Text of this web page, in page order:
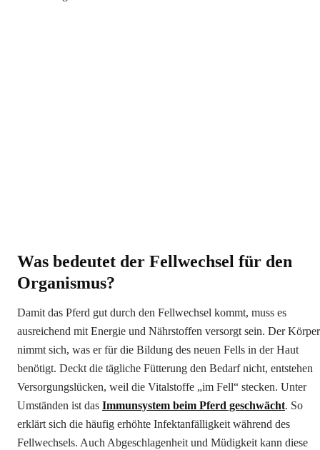
Was bedeutet der Fellwechsel für den
Organismus?
Damit das Pferd gut durch den Fellwechsel kommt, muss es
ausreichend mit Energie und Nährstoffen versorgt sein. Der Körper
nimmt sich, was er für die Bildung des neuen Fells in der Haut
benötigt. Deckt die tägliche Fütterung den Bedarf nicht, entstehen
Versorgungslücken, weil die Vitalstoffe „im Fell“ stecken. Unter
Umständen ist das Immunsystem beim Pferd geschwächt. So
erklärt sich die häufig erhöhte Infektanfälligkeit während des
Fellwechsels. Auch Abgeschlagenheit und Müdigkeit kann diese